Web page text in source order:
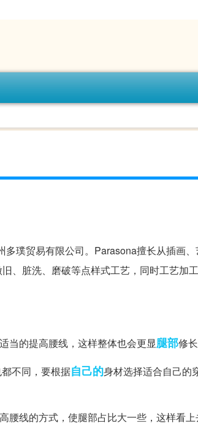
璞贸易有限公司。Parasona擅长从插画
、脏洗、磨破等点样式工艺，同时工艺加
当的提高腰线，这样整体也会更显腿部修
不同，要根据自己的身材选择适合自己的
腰线的方式，使腿部占比大一些，这样看